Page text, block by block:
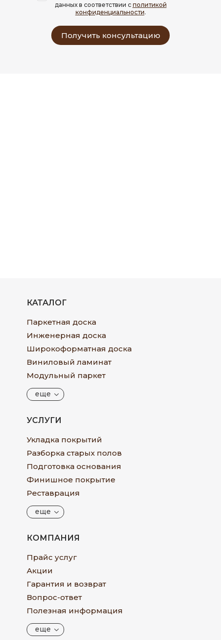
данных в соответствии с политикой
конфиденциальности.
Получить консультацию
КАТАЛОГ
Паркетная доска
Инженерная доска
Широкоформатная доска
Виниловый ламинат
Модульный паркет
еще
УСЛУГИ
Укладка покрытий
Разборка старых полов
Подготовка основания
Финишное покрытие
Реставрация
еще
КОМПАНИЯ
Прайс услуг
Акции
Гарантия и возврат
Вопрос-ответ
Полезная информация
еще